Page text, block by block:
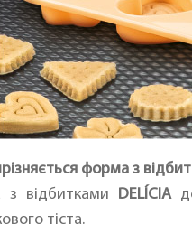
форма з
відбитками DELÍCIA
тіста.